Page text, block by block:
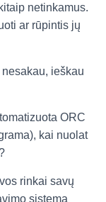
netinkamus.
ar rūpintis jų
ieškau
ORC
kai nuolat
rinkai savų
sistema